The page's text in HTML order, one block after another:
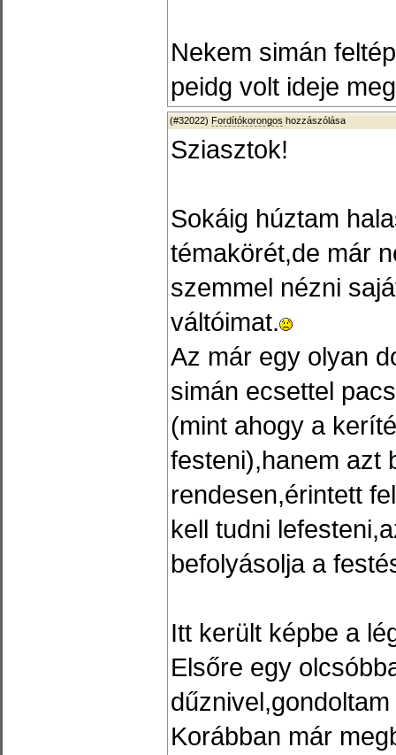
Nekem simán
peidg volt ideje
(#32022) Fordítókorongos hozzászólása
Sziasztok!
Sokáig húztam
témakörét,de már
szemmel nézni
váltóimat.
Az már egy olyan
simán ecsettel
(mint ahogy a
festeni),hanem azt
rendesen,érintett
kell tudni
befolyásolja a
Itt került képbe a
Elsőre egy
Korábban már